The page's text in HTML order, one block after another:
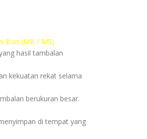
Bias (MB / MS)
hasil tambalan
kekuatan rekat selama
berukuran besar.
di tempat yang